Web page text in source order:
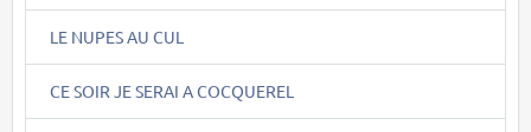
LE NUPES AU CUL
CE SOIR JE SERAI A COCQUEREL